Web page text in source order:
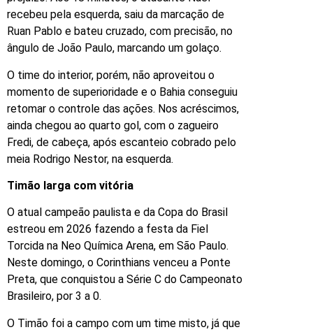
recebeu pela esquerda, saiu da marcação de
Ruan Pablo e bateu cruzado, com precisão, no
ângulo de João Paulo, marcando um golaço.
O time do interior, porém, não aproveitou o
momento de superioridade e o Bahia conseguiu
retomar o controle das ações. Nos acréscimos,
ainda chegou ao quarto gol, com o zagueiro
Fredi, de cabeça, após escanteio cobrado pelo
meia Rodrigo Nestor, na esquerda.
Timão larga com vitória
O atual campeão paulista e da Copa do Brasil
estreou em 2026 fazendo a festa da Fiel
Torcida na Neo Química Arena, em São Paulo.
Neste domingo, o Corinthians venceu a Ponte
Preta, que conquistou a Série C do Campeonato
Brasileiro, por 3 a 0.
O Timão foi a campo com um time misto, já que